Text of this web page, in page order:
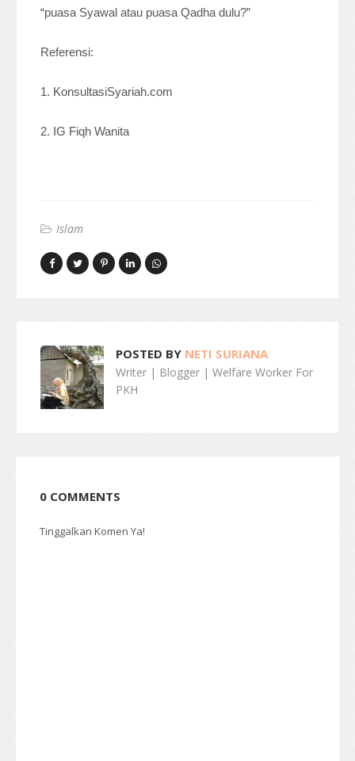
“puasa Syawal atau puasa Qadha dulu?”
Referensi:
1. KonsultasiSyariah.com
2. IG Fiqh Wanita
Islam
POSTED BY NETI SURIANA
Writer | Blogger | Welfare Worker For
PKH
0 COMMENTS
Tinggalkan Komen Ya!